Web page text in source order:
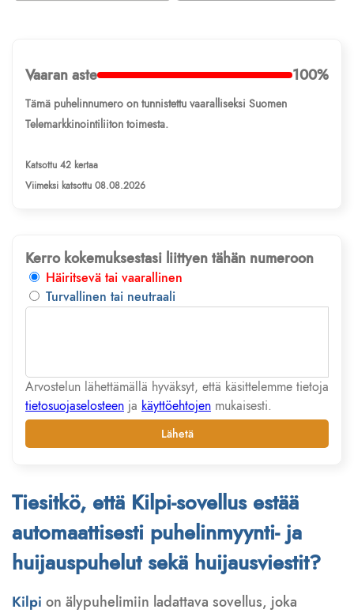
Vaaran aste 100%
Tämä puhelinnumero on tunnistettu vaaralliseksi Suomen
Telemarkkinointiliiton toimesta.
Katsottu 42 kertaa
Viimeksi katsottu 08.08.2026
Kerro kokemuksestasi liittyen tähän numeroon
Häiritsevä tai vaarallinen
Turvallinen tai neutraali
Arvostelun lähettämällä hyväksyt, että käsittelemme tietoja
tietosuojaselosteen ja käyttöehtojen mukaisesti.
Lähetä
Tiesitkö, että Kilpi-sovellus estää
automaattisesti puhelinmyynti- ja
huijauspuhelut sekä huijausviestit?
Kilpi on älypuhelimiin ladattava sovellus, joka